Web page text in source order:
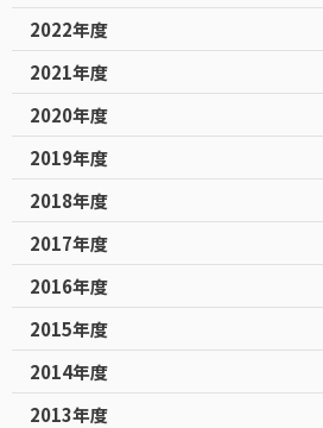
2022年度
2021年度
2020年度
2019年度
2018年度
2017年度
2016年度
2015年度
2014年度
2013年度